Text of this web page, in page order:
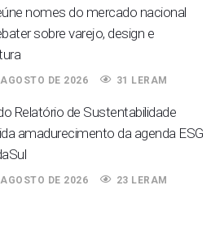
nomes do mercado nacional
sobre varejo, design e
DE 2026 31 LERAM
Relatório de Sustentabilidade
amadurecimento da agenda ESG
DE 2026 23 LERAM